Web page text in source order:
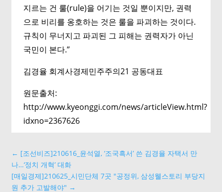
지르는 건 룰(rule)을 어기는 것일 뿐이지만, 권력
으로 비리를 옹호하는 것은 룰을 파괴하는 것이다.
규칙이 무너지고 파괴된 그 피해는 권력자가 아닌
국민이 본다.”
김경율 회계사경제민주주의21 공동대표
원문출처:
http://www.kyeonggi.com/news/articleView.html?
idxno=2367626
← [조선비즈]210616_윤석열, ‘조국흑서’ 쓴 김경율 자택서 만
나…‘정치 개혁’ 대화
[매일경제]210625_시민단체 7곳 "공정위, 삼성웰스토리 부당지
원 추가 고발해야" →